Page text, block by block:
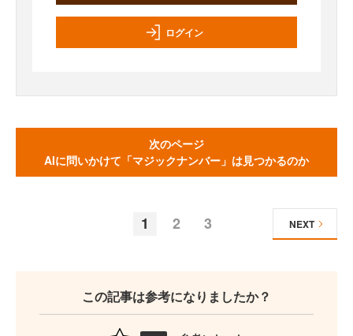
ログイン
次のページ
AIに問いかけて「マジックナンバー」は見つかるのか
1 2 3 NEXT
この記事は参考になりましたか？